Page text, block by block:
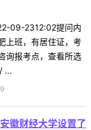
09-2312:02提问内
上班，有居住证，考
询报考点，查看所选
...
徽财经大学设置了